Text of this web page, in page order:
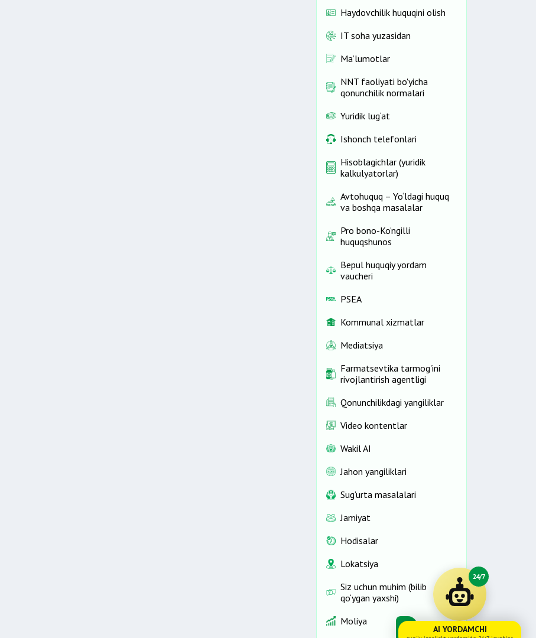
Haydovchilik huquqini olish
IT soha yuzasidan
Ma’lumotlar
NNT faoliyati bo'yicha
qonunchilik normalari
Yuridik lug‘at
Ishonch telefonlari
Hisoblagichlar (yuridik
kalkulyatorlar)
Avtohuquq – Yo‘ldagi huquq
va boshqa masalalar
Pro bono-Ko‘ngilli
huquqshunos
Bepul huquqiy yordam
vaucheri
PSEA
Kommunal xizmatlar
Mediatsiya
Farmatsevtika tarmog'ini
rivojlantirish agentligi
Qonunchilikdagi yangiliklar
Video kontentlar
Wakil AI
Jahon yangiliklari
Sug‘urta masalalari
Jamiyat
Hodisalar
Lokatsiya
Siz uchun muhim (bilib
qo‘ygan yaxshi)
Moliya
24/7
AI YORDAMCHI